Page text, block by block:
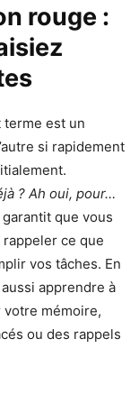
rouge :
terme est un
si rapidement
? Ah oui, pour…
que vous
ce que
vos tâches. En
apprendre à
mémoire,
ou des rappels